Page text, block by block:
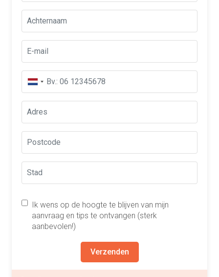
Ik wens op de hoogte te blijven van mijn
aanvraag en tips te ontvangen (sterk
aanbevolen!)
Verzenden